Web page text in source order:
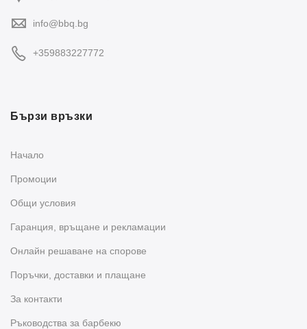
info@bbq.bg
+359883227772
Бързи връзки
Начало
Промоции
Общи условия
Гаранция, връщане и рекламации
Oнлайн решаване на спорове
Поръчки, доставки и плащане
За контакти
Ръководства за барбекю